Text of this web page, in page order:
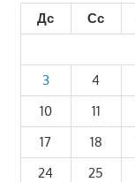
Дс
Сс
3
4
10
11
17
18
24
25